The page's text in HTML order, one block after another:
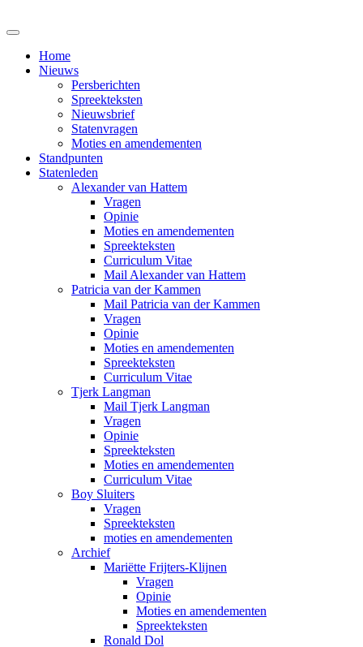
Home
Nieuws
Persberichten
Spreekteksten
Nieuwsbrief
Statenvragen
Moties en amendementen
Standpunten
Statenleden
Alexander van Hattem
Vragen
Opinie
Moties en amendementen
Spreekteksten
Curriculum Vitae
Mail Alexander van Hattem
Patricia van der Kammen
Mail Patricia van der Kammen
Vragen
Opinie
Moties en amendementen
Spreekteksten
Curriculum Vitae
Tjerk Langman
Mail Tjerk Langman
Vragen
Opinie
Spreekteksten
Moties en amendementen
Curriculum Vitae
Boy Sluiters
Vragen
Spreekteksten
moties en amendementen
Archief
Mariëtte Frijters-Klijnen
Vragen
Opinie
Moties en amendementen
Spreekteksten
Ronald Dol